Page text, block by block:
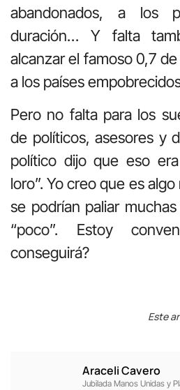
abandonados, a los
duración… Y falta
alcanzar el famoso 0,7
a los países
Pero no falta para los
de políticos, asesores y
político dijo que eso
loro”. Yo creo que es
se podrían paliar
“poco”. Estoy
conseguirá?
Este
Araceli Cavero
Jubilada Manos Unidas y